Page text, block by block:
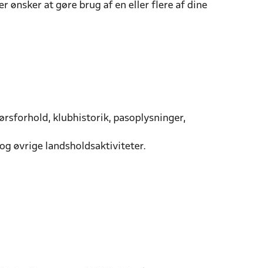
ønsker at gøre brug af en eller flere af dine
klubhistorik, pasoplysninger,
øvrige landsholdsaktiviteter.